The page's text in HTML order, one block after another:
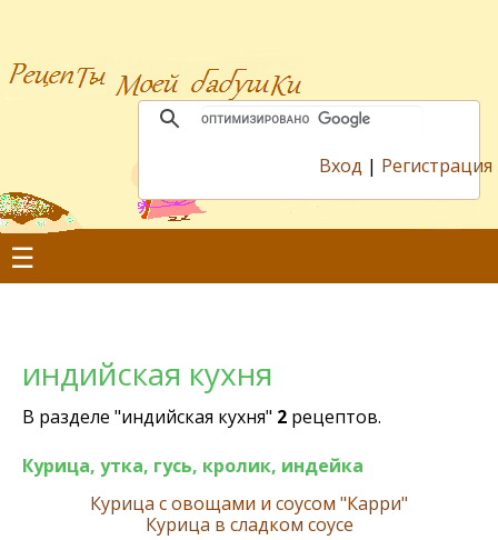
Вход | Регистрация
☰
индийская кухня
В разделе "индийская кухня" 2 рецептов.
Курица, утка, гусь, кролик, индейка
Курица с овощами и соусом "Карри"
Курица в сладком соусе